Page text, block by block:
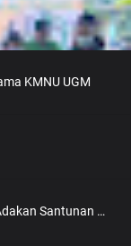
KMNU UGM
Tanamkan Kepedulian, KMNU Unila Adakan Santunan Anak Yatim